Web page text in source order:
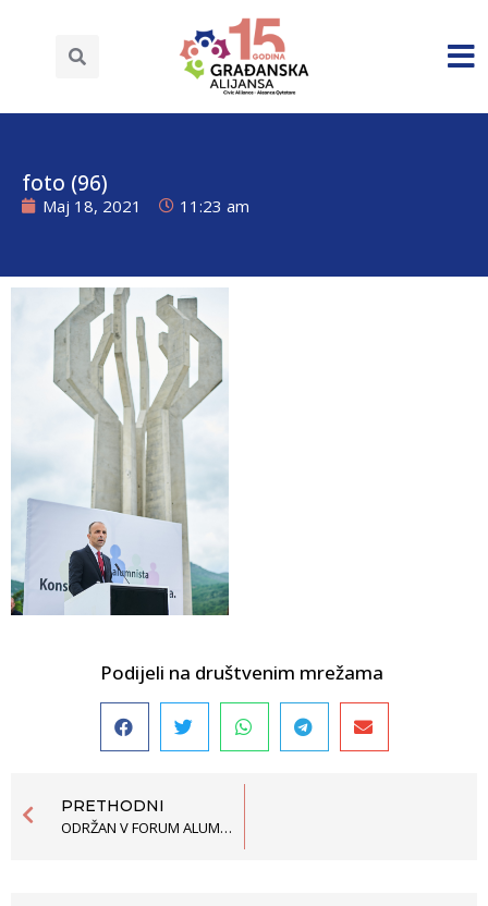
foto (96)
Maj 18, 2021 11:23 am
Podijeli na društvenim mrežama
PRETHODNI
ODRŽAN V FORUM ALUMNISTA ŠPS